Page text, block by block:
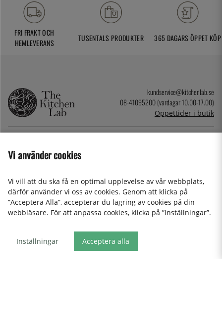
FRI FRAKT OCH
HEMLEVERANS
TUSENTALS PRODUKTER 365 DAGARS ÖPPET KÖP
kundservice@kitchenlab.se
08-41095200 (vardagar 10.00-17.00)
Öppettider i butik
NYHETSBREV
Cookies
Företag
Personuppgifter & Integritetspolicy
Event
Presentkort
Vi använder cookies
Vi vill att du ska få en optimal upplevelse av vår webbplats,
därför använder vi oss av cookies. Genom att klicka på
”Acceptera Alla”, accepterar du lagring av cookies på din
webbläsare. För att anpassa cookies, klicka på ”Inställningar”.
Inställningar Acceptera alla